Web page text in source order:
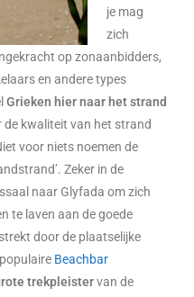
je mag
zich
op zonaanbidders,
en andere types
Grieken hier naar het strand
de kwaliteit van het strand
voor niets noemen de
Zeker in de
naar Glyfada om zich
te laven aan de goede
door de plaatselijke
Beachbar
trekpleistervan de